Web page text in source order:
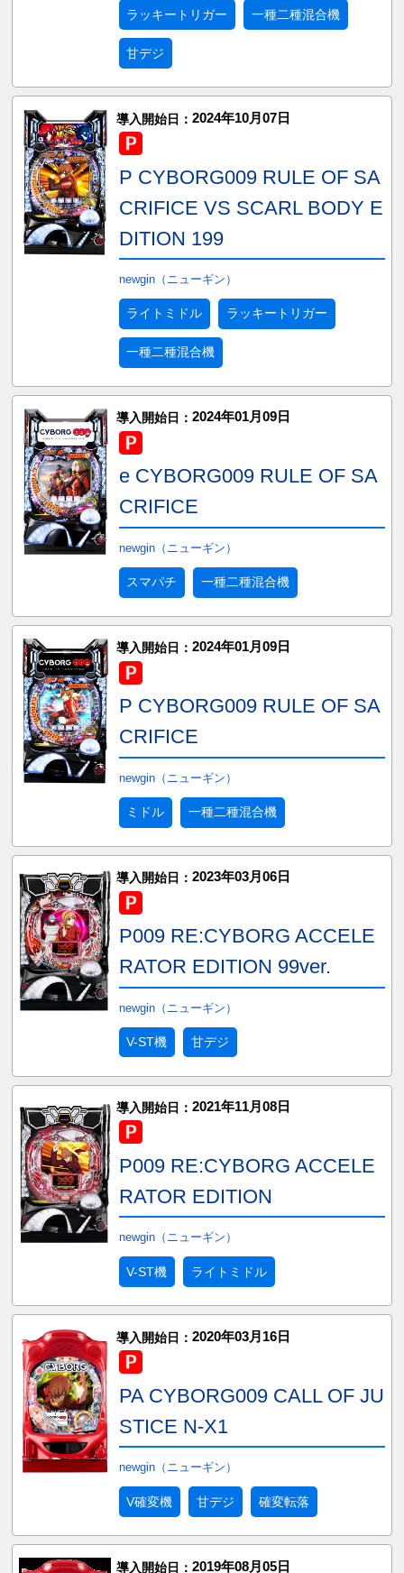
ラッキートリガー 一種二種混合機
甘デジ
導入開始日： 2024年10月07日
P CYBORG009 RULE OF SA
CRIFICE VS SCARL BODY E
DITION 199
newgin（ニューギン）
ライトミドル ラッキートリガー
一種二種混合機
導入開始日： 2024年01月09日
e CYBORG009 RULE OF SA
CRIFICE
newgin（ニューギン）
スマパチ 一種二種混合機
導入開始日： 2024年01月09日
P CYBORG009 RULE OF SA
CRIFICE
newgin（ニューギン）
ミドル 一種二種混合機
導入開始日： 2023年03月06日
P009 RE:CYBORG ACCELE
RATOR EDITION 99ver.
newgin（ニューギン）
V-ST機 甘デジ
導入開始日： 2021年11月08日
P009 RE:CYBORG ACCELE
RATOR EDITION
newgin（ニューギン）
V-ST機 ライトミドル
導入開始日： 2020年03月16日
PA CYBORG009 CALL OF JU
STICE N-X1
newgin（ニューギン）
V確変機 甘デジ 確変転落
導入開始日： 2019年08月05日